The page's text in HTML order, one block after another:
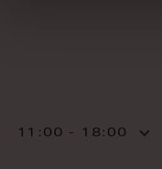
11:00 - 18:00